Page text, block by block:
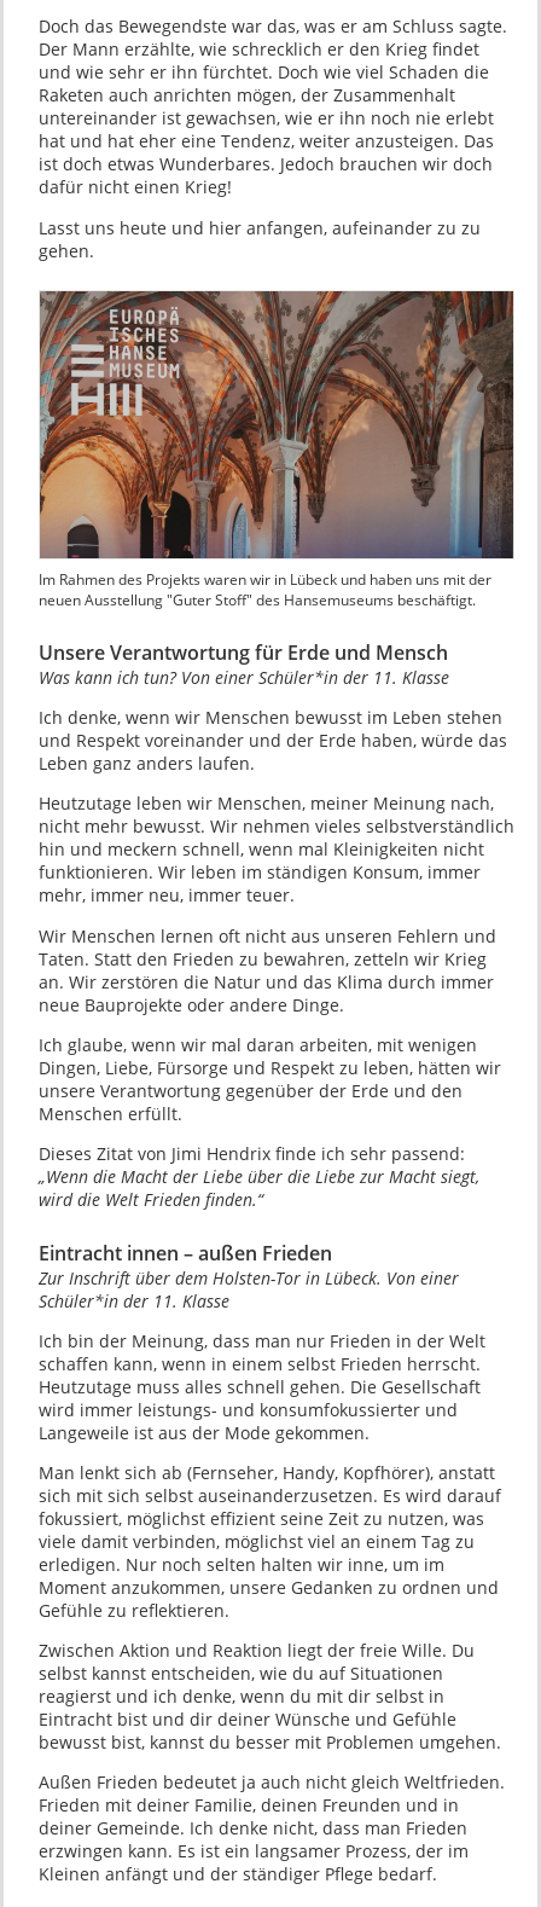
Doch das Bewegendste war das, was er am Schluss sagte.
Der Mann erzählte, wie schrecklich er den Krieg findet
und wie sehr er ihn fürchtet. Doch wie viel Schaden die
Raketen auch anrichten mögen, der Zusammenhalt
untereinander ist gewachsen, wie er ihn noch nie erlebt
hat und hat eher eine Tendenz, weiter anzusteigen. Das
ist doch etwas Wunderbares. Jedoch brauchen wir doch
dafür nicht einen Krieg!
Lasst uns heute und hier anfangen, aufeinander zu zu
gehen.
Im Rahmen des Projekts waren wir in Lübeck und haben uns mit der
neuen Ausstellung "Guter Stoff" des Hansemuseums beschäftigt.
Unsere Verantwortung für Erde und Mensch
Was kann ich tun? Von einer Schüler*in der 11. Klasse
Ich denke, wenn wir Menschen bewusst im Leben stehen
und Respekt voreinander und der Erde haben, würde das
Leben ganz anders laufen.
Heutzutage leben wir Menschen, meiner Meinung nach,
nicht mehr bewusst. Wir nehmen vieles selbstverständlich
hin und meckern schnell, wenn mal Kleinigkeiten nicht
funktionieren. Wir leben im ständigen Konsum, immer
mehr, immer neu, immer teuer.
Wir Menschen lernen oft nicht aus unseren Fehlern und
Taten. Statt den Frieden zu bewahren, zetteln wir Krieg
an. Wir zerstören die Natur und das Klima durch immer
neue Bauprojekte oder andere Dinge.
Ich glaube, wenn wir mal daran arbeiten, mit wenigen
Dingen, Liebe, Fürsorge und Respekt zu leben, hätten wir
unsere Verantwortung gegenüber der Erde und den
Menschen erfüllt.
Dieses Zitat von Jimi Hendrix finde ich sehr passend:
„Wenn die Macht der Liebe über die Liebe zur Macht siegt,
wird die Welt Frieden finden.“
Eintracht innen – außen Frieden
Zur Inschrift über dem Holsten-Tor in Lübeck. Von einer
Schüler*in der 11. Klasse
Ich bin der Meinung, dass man nur Frieden in der Welt
schaffen kann, wenn in einem selbst Frieden herrscht.
Heutzutage muss alles schnell gehen. Die Gesellschaft
wird immer leistungs- und konsumfokussierter und
Langeweile ist aus der Mode gekommen.
Man lenkt sich ab (Fernseher, Handy, Kopfhörer), anstatt
sich mit sich selbst auseinanderzusetzen. Es wird darauf
fokussiert, möglichst effizient seine Zeit zu nutzen, was
viele damit verbinden, möglichst viel an einem Tag zu
erledigen. Nur noch selten halten wir inne, um im
Moment anzukommen, unsere Gedanken zu ordnen und
Gefühle zu reflektieren.
Zwischen Aktion und Reaktion liegt der freie Wille. Du
selbst kannst entscheiden, wie du auf Situationen
reagierst und ich denke, wenn du mit dir selbst in
Eintracht bist und dir deiner Wünsche und Gefühle
bewusst bist, kannst du besser mit Problemen umgehen.
Außen Frieden bedeutet ja auch nicht gleich Weltfrieden.
Frieden mit deiner Familie, deinen Freunden und in
deiner Gemeinde. Ich denke nicht, dass man Frieden
erzwingen kann. Es ist ein langsamer Prozess, der im
Kleinen anfängt und der ständiger Pflege bedarf.